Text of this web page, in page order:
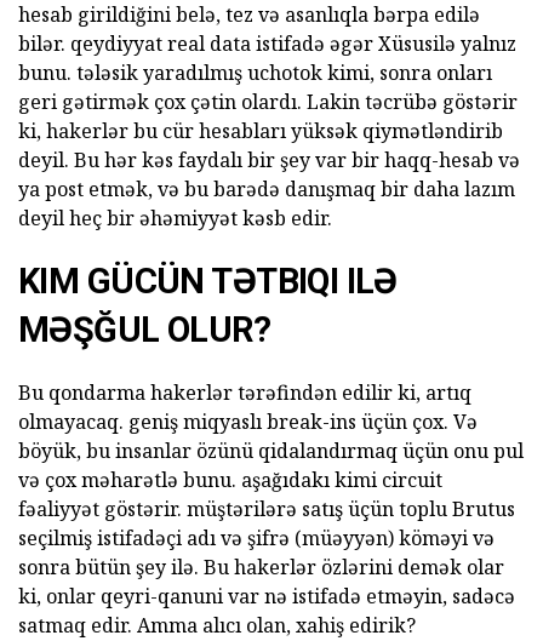
hesab girildiğini belə, tez və asanlıqla bərpa edilə
bilər. qeydiyyat real data istifadə əgər Xüsusilə yalnız
bunu. tələsik yaradılmış uchotok kimi, sonra onları
geri gətirmək çox çətin olardı. Lakin təcrübə göstərir
ki, hakerlər bu cür hesabları yüksək qiymətləndirib
deyil. Bu hər kəs faydalı bir şey var bir haqq-hesab və
ya post etmək, və bu barədə danışmaq bir daha lazım
deyil heç bir əhəmiyyət kəsb edir.
KIM GÜCÜN TƏTBIQI ILƏ
MƏŞĞUL OLUR?
Bu qondarma hakerlər tərəfindən edilir ki, artıq
olmayacaq. geniş miqyaslı break-ins üçün çox. Və
böyük, bu insanlar özünü qidalandırmaq üçün onu pul
və çox məharətlə bunu. aşağıdakı kimi circuit
fəaliyyət göstərir. müştərilərə satış üçün toplu Brutus
seçilmiş istifadəçi adı və şifrə (müəyyən) köməyi və
sonra bütün şey ilə. Bu hakerlər özlərini demək olar
ki, onlar qeyri-qanuni var nə istifadə etməyin, sadəcə
satmaq edir. Amma alıcı olan, xahiş edirik?